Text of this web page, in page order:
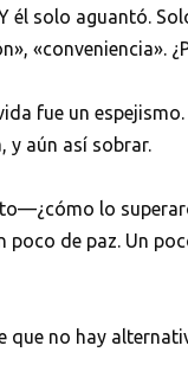
él solo aguantó.
«conveniencia».
fue un
y aún así sobrar.
lo
poco de paz. Un
que no hay